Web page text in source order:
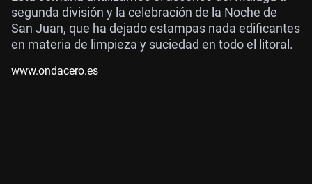
segunda división y la celebración de la Noche de
San Juan, que ha dejado estampas nada edificantes
en materia de limpieza y suciedad en todo el litoral.
www.ondacero.es